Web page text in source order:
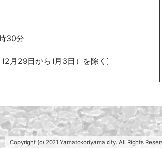
30分
12月29日から1月3日）を除く]
Copyright (c) 2021 Yamatokoriyama city. All Rights